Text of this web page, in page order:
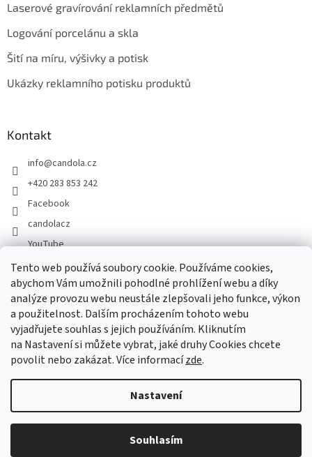
Tento web používá soubory cookie. Používáme cookies,
abychom Vám umožnili pohodlné prohlížení webu a díky
analýze provozu webu neustále zlepšovali jeho funkce, výkon
a použitelnost. Dalším procházením tohoto webu
vyjadřujete souhlas s jejich používáním. Kliknutím
na Nastavení si můžete vybrat, jaké druhy Cookies chcete
povolit nebo zakázat. Více informacízde.
Nastavení
Souhlasím
Laserové gravírování reklamních předmětů
Logování porcelánu a skla
Šití na míru, výšivky a potisk
Ukázky reklamního potisku produktů
Kontakt
info@candola.cz
+420 283 853 242
Facebook
candolacz
YouTube
Přijímáme online platby
Copyright 2026GASTRO HOLDING CANDOLA, s. r. o.. Všechna
práva vyhrazena.Upravit nastavení cookies